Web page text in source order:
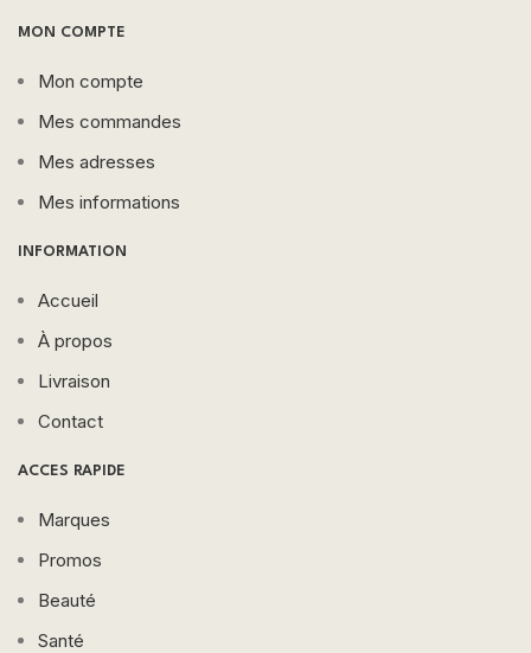
MON COMPTE
Mon compte
Mes commandes
Mes adresses
Mes informations
INFORMATION
Accueil
À propos
Livraison
Contact
ACCES RAPIDE
Marques
Promos
Beauté
Santé